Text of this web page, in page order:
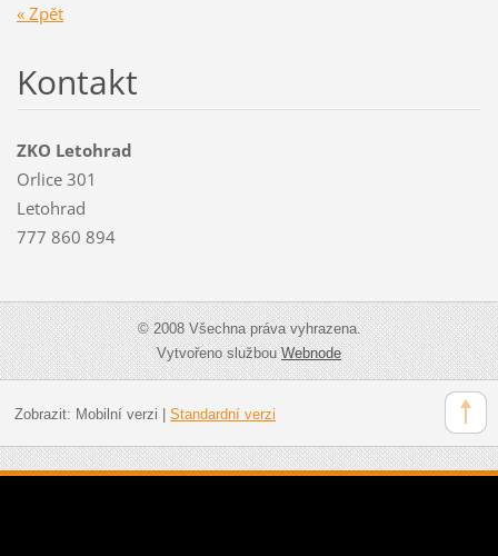
« Zpět
Kontakt
ZKO Letohrad
Orlice 301
Letohrad
777 860 894
© 2008 Všechna práva vyhrazena.
Vytvořeno službouWebnode
Zobrazit: Mobilní verzi Standardní verzi